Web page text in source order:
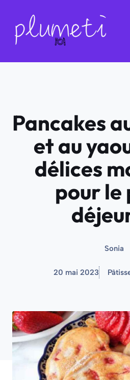
contenu
Pancakes
et au
délices
pour
Sonia
20 mai 2023